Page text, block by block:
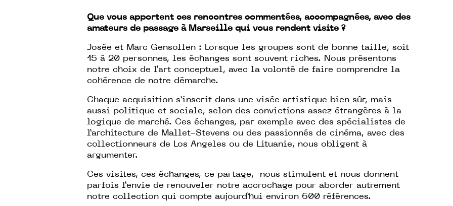
Que vous apportent ces rencontres commentées, accompagnées, avec des
amateurs de passage à Marseille qui vous rendent visite ?
Josée et Marc Gensollen : Lorsque les groupes sont de bonne taille, soit
15 à 20 personnes, les échanges sont souvent riches. Nous présentons
notre choix de l’art conceptuel, avec la volonté de faire comprendre la
cohérence de notre démarche.
Chaque acquisition s’inscrit dans une visée artistique bien sûr, mais
aussi politique et sociale, selon des convictions assez étrangères à la
logique de marché. Ces échanges, par exemple avec des spécialistes de
l’architecture de Mallet-Stevens ou des passionnés de cinéma, avec des
collectionneurs de Los Angeles ou de Lituanie, nous obligent à
argumenter.
Ces visites, ces échanges, ce partage, nous stimulent et nous donnent
parfois l’envie de renouveler notre accrochage pour aborder autrement
notre collection qui compte aujourd’hui environ 600 références.